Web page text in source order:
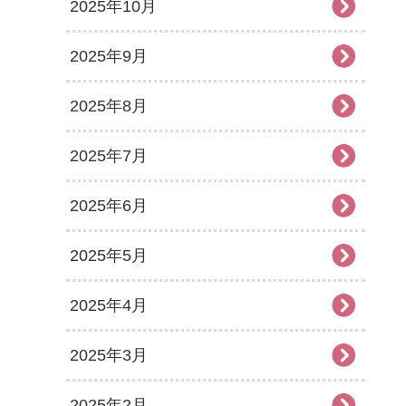
2025年10月
2025年9月
2025年8月
2025年7月
2025年6月
2025年5月
2025年4月
2025年3月